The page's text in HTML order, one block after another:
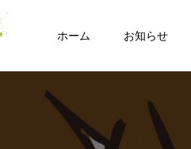
ホーム お知らせ